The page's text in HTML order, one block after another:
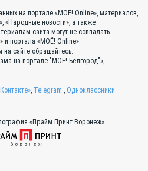
на портале «МОЁ! Online», материалов,
«Народные новости», а также
сайта могут не совпадать
и портала «МОЁ! Online».
сайте обращайтесь:
на портале "МОЁ! Белгород"»,
, Telegram , Одноклассники
«Прайм Принт Воронеж»